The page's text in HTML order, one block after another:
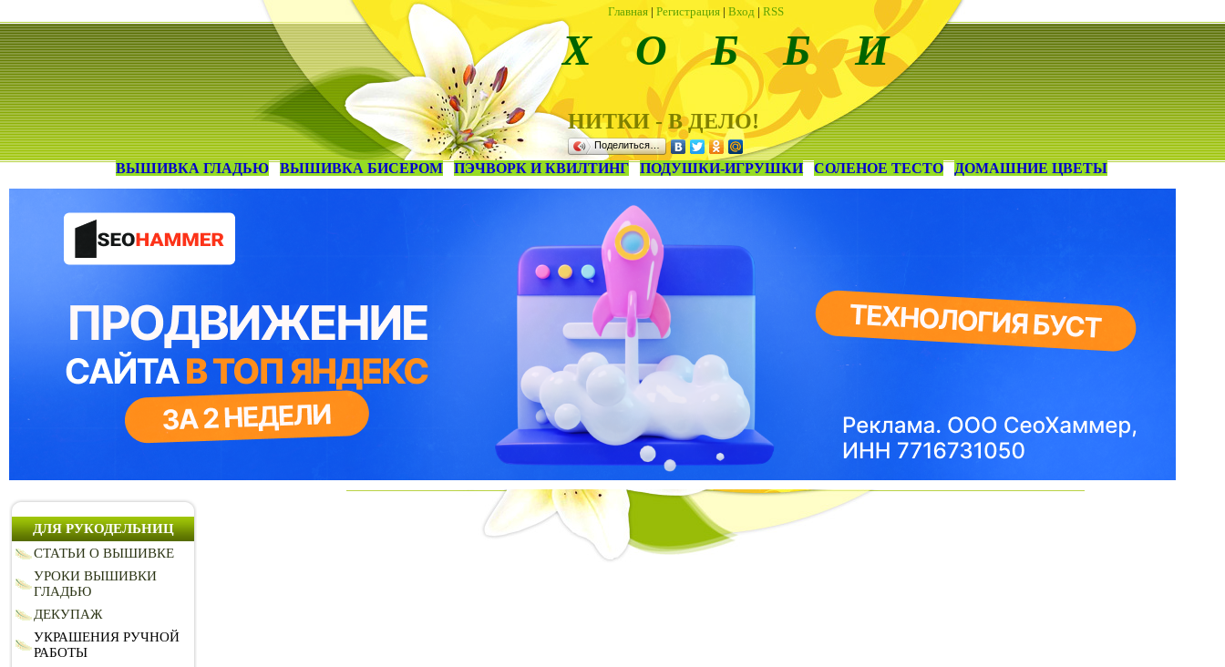
Главная | Регистрация | Вход | RSS
Х О Б Б И
НИТКИ - В ДЕЛО!
Поделиться…
ВЫШИВКА ГЛАДЬЮ ВЫШИВКА БИСЕРОМ ПЭЧВОРК И КВИЛТИНГ ПОДУШКИ-ИГРУШКИ СОЛЕНОЕ ТЕСТО ДОМАШНИЕ ЦВЕТЫ
ДЛЯ РУКОДЕЛЬНИЦ
СТАТЬИ О ВЫШИВКЕ
УРОКИ ВЫШИВКИ
ГЛАДЬЮ
ДЕКУПАЖ
УКРАШЕНИЯ РУЧНОЙ
РАБОТЫ